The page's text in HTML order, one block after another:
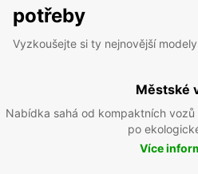
potřeby
Vyzkoušejte si ty nejnovější
Městské
Nabídka sahá od kompaktních
po
Více